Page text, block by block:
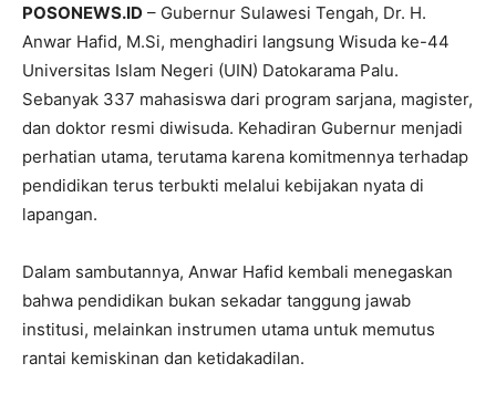
POSONEWS.ID – Gubernur Sulawesi Tengah, Dr. H.
Anwar Hafid, M.Si, menghadiri langsung Wisuda ke-44
Universitas Islam Negeri (UIN) Datokarama Palu.
Sebanyak 337 mahasiswa dari program sarjana, magister,
dan doktor resmi diwisuda. Kehadiran Gubernur menjadi
perhatian utama, terutama karena komitmennya terhadap
pendidikan terus terbukti melalui kebijakan nyata di
lapangan.
Dalam sambutannya, Anwar Hafid kembali menegaskan
bahwa pendidikan bukan sekadar tanggung jawab
institusi, melainkan instrumen utama untuk memutus
rantai kemiskinan dan ketidakadilan.